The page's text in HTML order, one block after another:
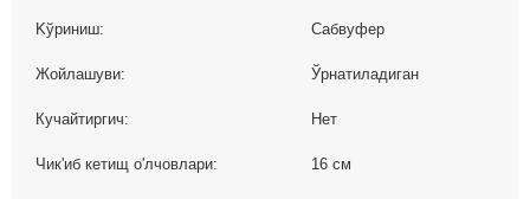
Kўриниш: Сабвуфер
Жойлашуви: Ўрнатиладиган
Кучайтиргич: Нет
Чик'иб кетищ о'лчовлари: 16 см